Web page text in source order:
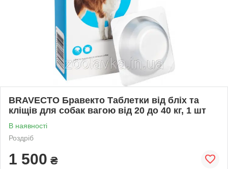
BRAVECTO Бравекто Таблетки від бліх та
кліщів для собак вагою від 20 до 40 кг, 1 шт
В наявності
Роздріб
1 500 ₴